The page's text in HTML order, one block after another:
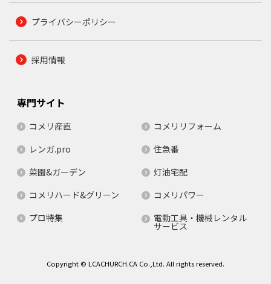
プライバシーポリシー
採用情報
専門サイト
コメリ産直
コメリリフォーム
レンガ.pro
住急番
菜園&ガーデン
灯油宅配
コメリハード&グリーン
コメリパワー
プロ特集
電動工具・機械レンタル
サービス
Copyright © LCACHURCH.CA Co.,Ltd. All rights reserved.